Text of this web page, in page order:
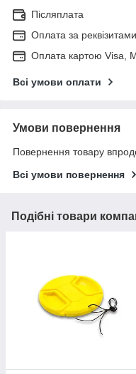
Післяплата
Оплата за реквізитами
Оплата картою Visa,
Всі умови оплати
Умови повернення
Повернення товару
Всі умови повернення
Подібні товари